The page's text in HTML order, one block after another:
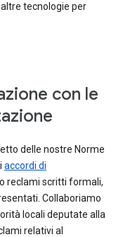
tecnologie per
con le
delle nostre Norme
accordi di
reclami scritti formali,
Collaboriamo
locali deputate alla
relativi al